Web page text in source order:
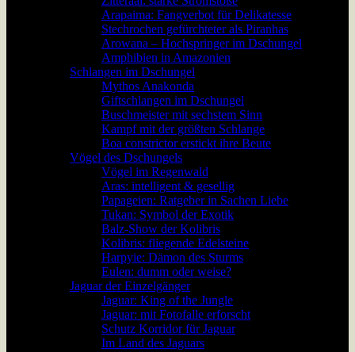
Arapaima: Fangverbot für Delikatesse
Stechrochen gefürchteter als Piranhas
Arowana – Hochspringer im Dschungel
Amphibien in Amazonien
Schlangen im Dschungel
Mythos Anakonda
Giftschlangen im Dschungel
Buschmeister mit sechstem Sinn
Kampf mit der größten Schlange
Boa constrictor erstickt ihre Beute
Vögel des Dschungels
Vögel im Regenwald
Aras: intelligent & gesellig
Papageien: Ratgeber in Sachen Liebe
Tukan: Symbol der Exotik
Balz-Show der Kolibris
Kolibris: fliegende Edelsteine
Harpyie: Dämon des Sturms
Eulen: dumm oder weise?
Jaguar der Einzelgänger
Jaguar: King of the Jungle
Jaguar: mit Fotofalle erforscht
Schutz Korridor für Jaguar
Im Land des Jaguars